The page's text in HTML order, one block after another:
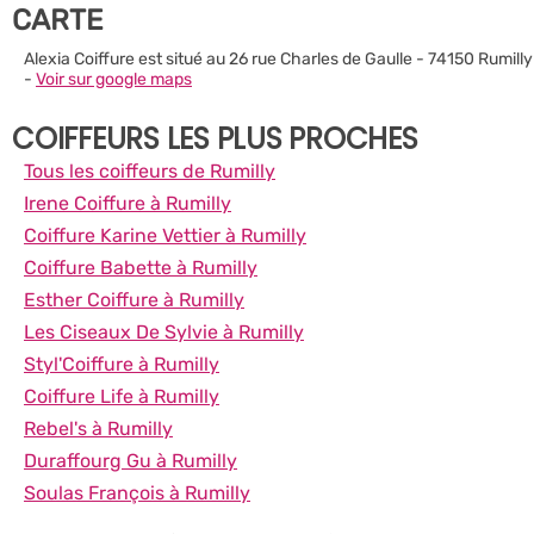
CARTE
Alexia Coiffure est situé au 26 rue Charles de Gaulle - 74150 Rumilly
- Voir sur google maps
COIFFEURS LES PLUS PROCHES
Tous les coiffeurs de Rumilly
Irene Coiffure à Rumilly
Coiffure Karine Vettier à Rumilly
Coiffure Babette à Rumilly
Esther Coiffure à Rumilly
Les Ciseaux De Sylvie à Rumilly
Styl'Coiffure à Rumilly
Coiffure Life à Rumilly
Rebel's à Rumilly
Duraffourg Gu à Rumilly
Soulas François à Rumilly